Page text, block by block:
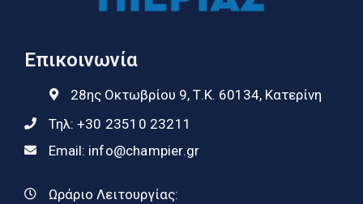
Επικοινωνία
28ης Οκτωβρίου 9, Τ.Κ. 60134, Κατερίνη
Τηλ: +30 23510 23211
Email: info@champier.gr
Ωράριο Λειτουργίας: